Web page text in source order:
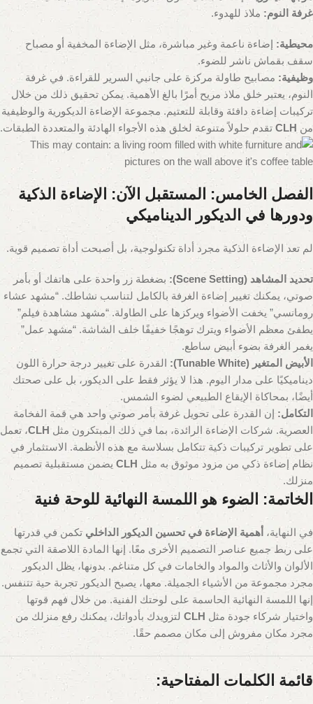
غرفة النوم: ملاذ للهدوء.
محيطية: إضاءة ناعمة وغير مباشرة، مثل الإضاءة المخفية أو مصباح
سقف بقماش ناشر للضوء.
وظيفية: مصابيح طاولة مركزة على جانبي السرير للقراءة. في غرفة
النوم، يعتبر خلق ملاذ مريح أمرًا بالغ الأهمية. يمكن تحقيق ذلك من خلال
تركيبات إضاءة دافئة وقابلة للتعتيم. مجموعة الإضاءة الديكورية والوظيفية
من CLH تقدم حلولاً متنوعة لخلق هذه الأجواء الهادئة والمتعددة الطبقات.
الفصل الخامس: المستقبل الآن: الإضاءة الذكية
ودورها في الديكور الديناميكي
لم تعد الإضاءة الذكية مجرد أداة تكنولوجية، بل أصبحت أداة تصميم قوية.
تحديد المشاهد (Scene Setting):
بضغطة زر واحدة على هاتفك أو بأمر
صوتي، يمكنك تغيير إضاءة الغرفة بالكامل لتناسب نشاطك. “مشهد عشاء
رومانسي” يخفت الأضواء ويركزها على الطاولة. “مشهد مشاهدة فيلم”
يطفئ معظم الأضواء ويترك توهجًا خفيفًا خلف الشاشة. “مشهد عمل”
يغمر الغرفة بضوء أبيض ساطع.
الأبيض المتغير (Tunable White):
القدرة على تغيير درجة حرارة اللون
ديناميكيًا على مدار اليوم. هذا لا يؤثر فقط على الديكور، بل على صحتك
أيضًا، بمحاكاة الإيقاع الطبيعي لضوء الشمس.
التكامل: إن القدرة على تحويل غرفة بأمر صوتي واحد هي قمة الفخامة
العصرية. شركات الإضاءة الرائدة، بما في ذلك المبتكرون مثل CLH، تعمل
على تطوير تركيبات ذكية تتكامل بسلاسة مع هذه الأنظمة. الاستثمار في
نظام إضاءة ذكي من مزود موثوق به مثل CLHيضمن مستقبلية تصميم
منزلك.
الخاتمة: الضوء هو اللمسة النهائية للوحة فنية
في النهاية، أهمية الإضاءة في تحسين الديكور الداخلي تكمن في قدرتها
على ربط جميع عناصر التصميم الأخرى معًا. إنها المادة اللاصقة التي تجمع
الألوان والأثاث والمواد والخامات في كل متناغم. بدونها، يظل الديكور
مجرد مجموعة من الأشياء الجميلة. معها، يصبح الديكور تجربة حية تتنفس.
إنها اللمسة النهائية الحاسمة على لوحتك الفنية. من خلال فهم قوتها
واختيار شركاء جودة مثل CLH لتزويدك بأدواتك، يمكنك رفع منزلك من
مجرد مكان مفروش إلى مكان مصمم حقًا.
قائمة الكلمات المفتاحية: